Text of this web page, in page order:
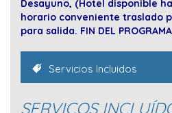
Desayuno, (Hotel disponible
horario conveniente traslado
para salida. FIN DEL
Servicios Incluidos
SERVIÇOS